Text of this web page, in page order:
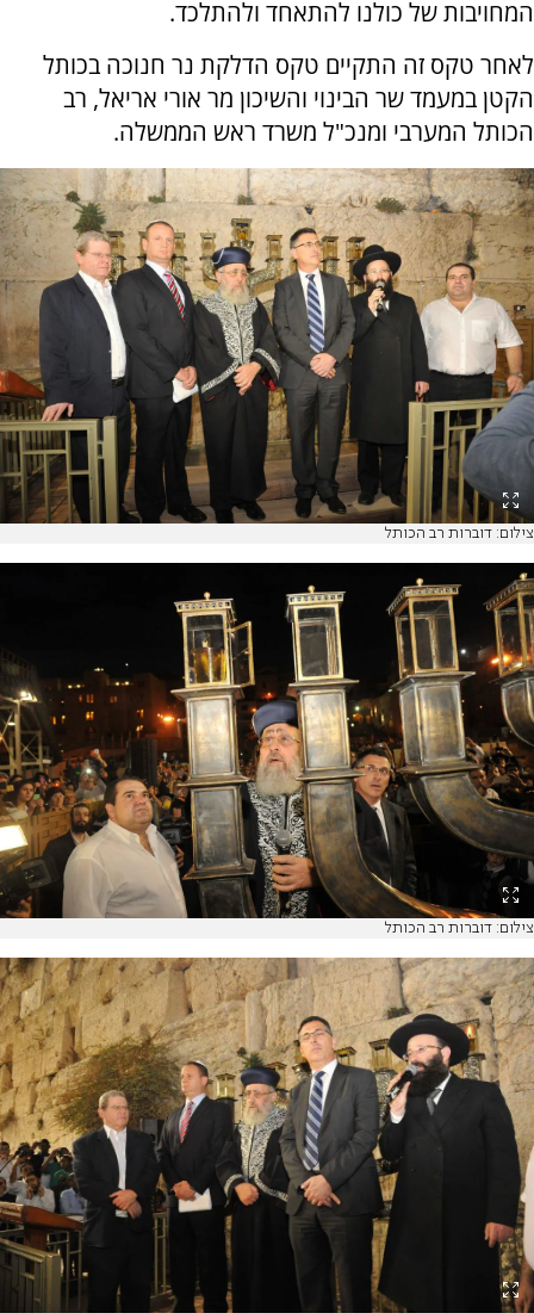
המחויבות של כולנו להתאחד ולהתלכד.
לאחר טקס זה התקיים טקס הדלקת נר חנוכה בכותל
הקטן במעמד שר הבינוי והשיכון מר אורי אריאל, רב
הכותל המערבי ומנכ"ל משרד ראש הממשלה.
צילום: דוברות רב הכותל
צילום: דוברות רב הכותל